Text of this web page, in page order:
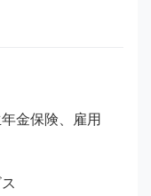
金保険、雇用